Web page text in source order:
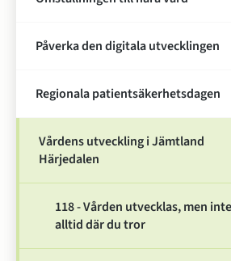
Påverka den digitala utvecklingen
Regionala patientsäkerhetsdagen
Vårdens utveckling i Jämtland
Härjedalen
118 - Vården utvecklas, men inte
alltid där du tror